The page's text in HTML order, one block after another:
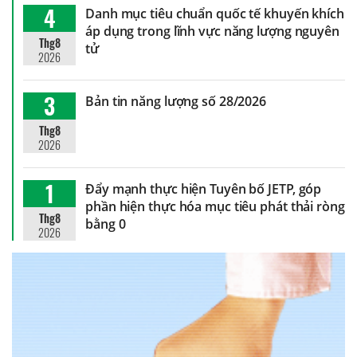
4
Thg8
2026
Danh mục tiêu chuẩn quốc tế khuyến khích
áp dụng trong lĩnh vực năng lượng nguyên
tử
3
Thg8
2026
Bản tin năng lượng số 28/2026
1
Thg8
2026
Đẩy mạnh thực hiện Tuyên bố JETP, góp
phần hiện thực hóa mục tiêu phát thải ròng
bằng 0